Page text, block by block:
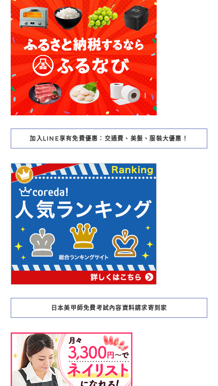
加入LINE享有免費優惠：交通費、美髮、服裝大優惠！
日本美甲師免費考試內容資料請求寄到家